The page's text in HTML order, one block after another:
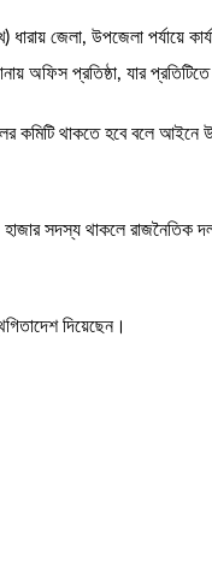
জেলা, উপজেলা পর্যায়ে
অফিস প্রতিষ্ঠা, যার
কমিটি থাকতে হবে বলে
সদস্য থাকলে রাজনৈতিক দল
দিয়েছেন।